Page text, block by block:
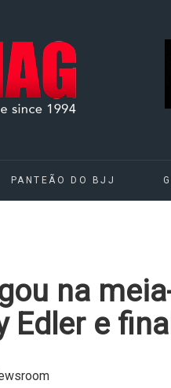
PANTEÃO DO BJJ
na
Edler e